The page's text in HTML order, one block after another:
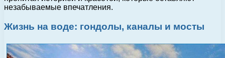
незабываемые впечатления.
Жизнь на воде: гондолы, каналы и мосты